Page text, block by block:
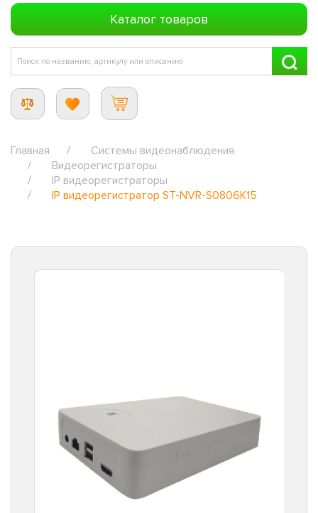
Каталог товаров
Главная
Системы видеонаблюдения
Видеорегистраторы
IP видеорегистраторы
IP видеорегистратор ST-NVR-S0806K15